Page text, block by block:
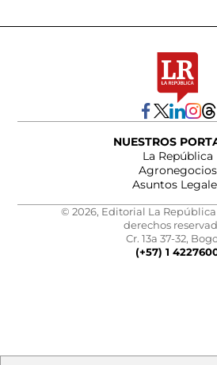
NUESTROS
La República
Agronegocios
Asuntos
© 2026, Editorial La República
derechos
Cr. 13a 37-32,
(+57) 1